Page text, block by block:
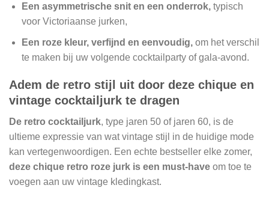
Een asymmetrische snit en een onderrok, typisch
voor Victoriaanse jurken,
Een roze kleur, verfijnd en eenvoudig, om het verschil
te maken bij uw volgende cocktailparty of gala-avond.
Adem de retro stijl uit door deze chique en
vintage cocktailjurk te dragen
De retro cocktailjurk, type jaren 50 of jaren 60, is de
ultieme expressie van wat vintage stijl in de huidige mode
kan vertegenwoordigen. Een echte bestseller elke zomer,
deze chique retro roze jurk is een must-have om toe te
voegen aan uw vintage kledingkast.